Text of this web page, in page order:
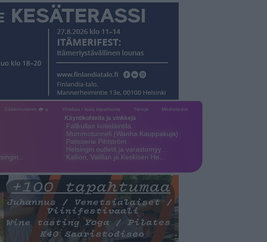
Sääennusteet 🌧 ☼ Vinkkaa / lisää tapahtuma Tietoja Mediatiedot
Käyntikohteita ja vinkkejä
Fallkullan kotieläintila
Mummotunneli (Wanha Kauppakuja)
Patisserie Pihlström
Helsingin outletit ja varastomyy…
Kallion, Valillan ja Keskisen He…